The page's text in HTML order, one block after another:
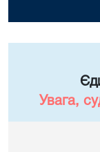
Увага,